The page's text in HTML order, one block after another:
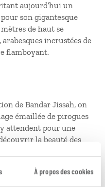
À propos des cookies
aujourd’hui un
son gigantesque
de haut se
incrustées de
flamboyant.
de Bandar Jissah, on
émaillée de pirogues
attendent pour une
la beauté des